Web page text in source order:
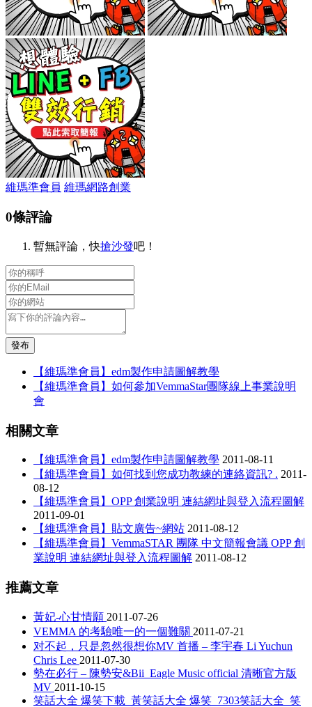
維瑪準會員 維瑪網路創業
0條評論
暫無評論，快搶沙發吧！
發布
【維瑪準會員】edm製作申請圖解教學
【維瑪準會員】如何參加VemmaStar團隊線上事業說明
會
相關文章
【維瑪準會員】edm製作申請圖解教學 2011-08-11
【維瑪準會員】如何找到您成功教練的連絡資訊? . 2011-
08-12
【維瑪準會員】OPP 創業說明 連結網址與登入流程圖解
2011-09-01
【維瑪準會員】貼文廣告~網站 2011-08-12
【維瑪準會員】VemmaSTAR 團隊 中文簡報會議 OPP 創
業說明 連結網址與登入流程圖解 2011-08-12
推薦文章
黃妃-心甘情願 2011-07-26
VEMMA 的考驗唯一的一個難關 2011-07-21
对不起，只是忽然很想你MV 首播 – 李宇春 Li Yuchun
Chris Lee 2011-07-30
勢在必行 – 陳勢安&Bii_Eagle Music official 清晰官方版
MV 2011-10-15
笑話大全 爆笑下載_黃笑話大全 爆笑_7303笑話大全_笑